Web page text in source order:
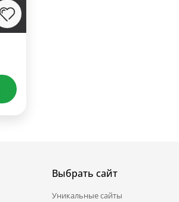
Выбрать сайт
Уникальные сайты